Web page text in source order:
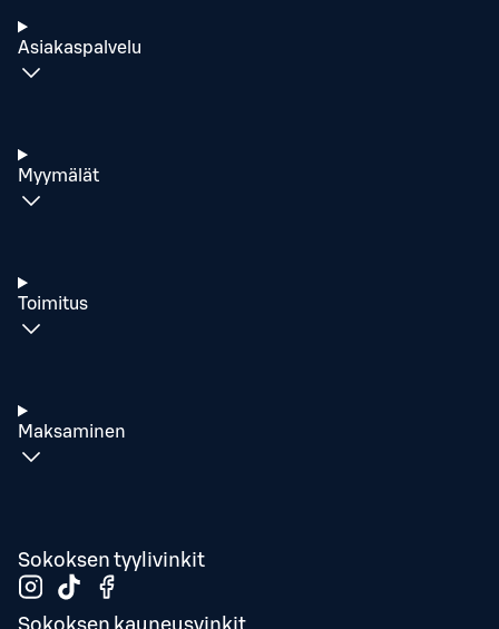
Asiakaspalvelu
Myymälät
Toimitus
Maksaminen
Sokoksen tyylivinkit
Sokoksen kauneusvinkit